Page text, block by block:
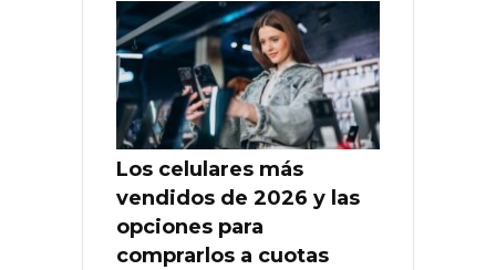
Los celulares más
vendidos de 2026 y las
opciones para
comprarlos a cuotas